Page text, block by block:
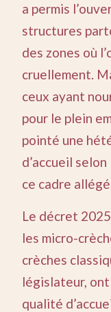
a permis
structures
des zones où
cruellement.
ceux ayant
pour le plein
pointé une
d’accueil
ce cadre
Le décret
les micro-
crèches
législateur, ont
qualité